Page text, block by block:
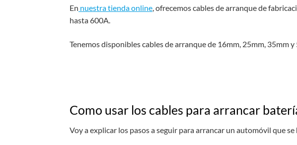
En nuestra tienda online, ofrecemos cables de arranque de
hasta 600A.
Tenemos disponibles cables de arranque de 16mm, 25mm, 35mm
Como usar los cables para arrancar
Voy a explicar los pasos a seguir para arrancar un automóvil que